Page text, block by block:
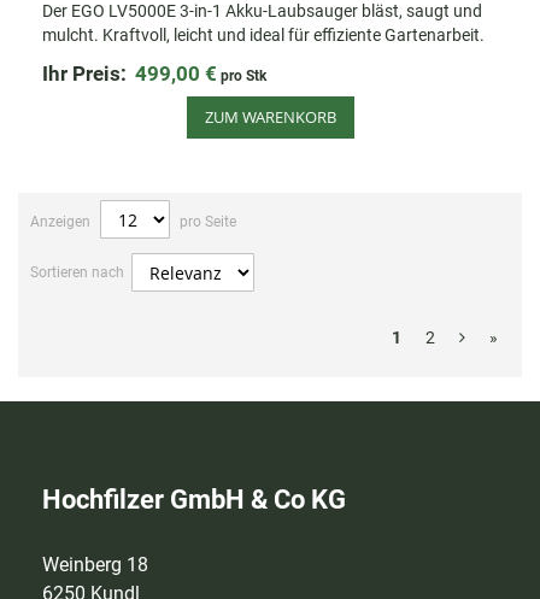
Der EGO LV5000E 3-in-1 Akku-Laubsauger bläst, saugt und
mulcht. Kraftvoll, leicht und ideal für effiziente Gartenarbeit.
Ihr Preis: 499,00 € pro Stk
ZUM WARENKORB
Anzeigen pro Seite
Sortieren nach
1 2 »
Hochfilzer GmbH & Co KG
Weinberg 18
6250 Kundl